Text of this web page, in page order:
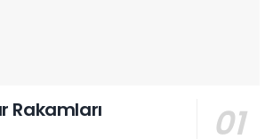
Rakamları